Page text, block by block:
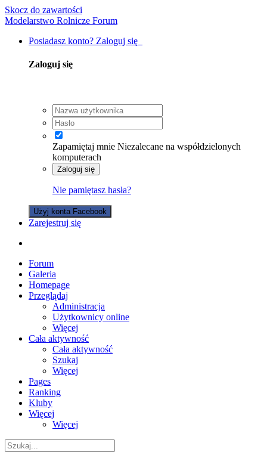
Skocz do zawartości
Modelarstwo Rolnicze Forum
Posiadasz konto? Zaloguj się
Zaloguj się
Zapamiętaj mnie Niezalecane na współdzielonych
komputerach
Zaloguj się
Nie pamiętasz hasła?
Użyj konta Facebook
Zarejestruj się
Forum
Galeria
Homepage
Przeglądaj
Administracja
Użytkownicy online
Więcej
Cała aktywność
Cała aktywność
Szukaj
Więcej
Pages
Ranking
Kluby
Więcej
Więcej